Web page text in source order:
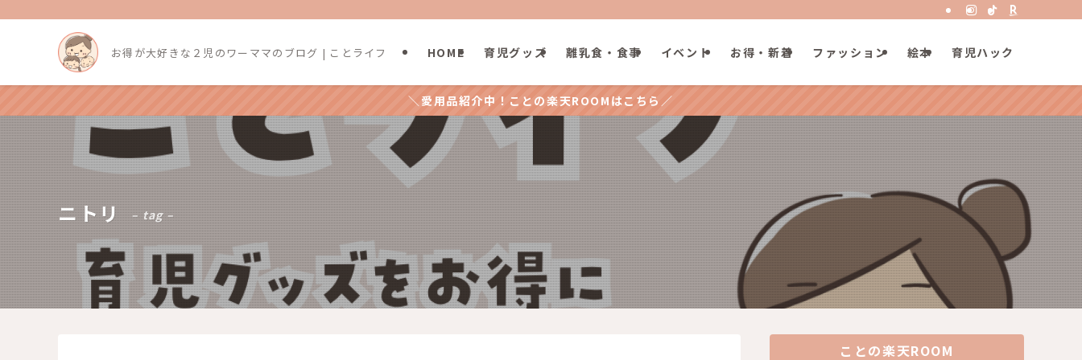
お得が大好きな２児のワーママのブログ | ことライフ HOME 育児グッズ 離乳食・食事 イベント お得・新着 ファッション 絵本 育児ハック
＼愛用品紹介中！ことの楽天ROOMはこちら／
ニトリ – tag –
ことの楽天ROOM